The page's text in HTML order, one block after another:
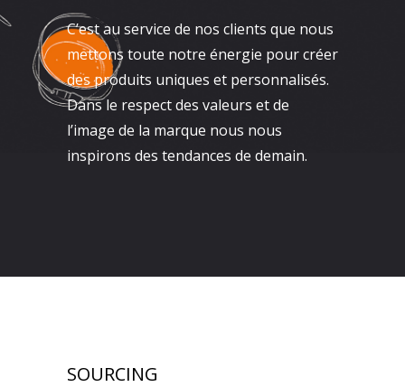
C’est au service de nos clients que nous
mettons toute notre énergie pour créer
des produits uniques et personnalisés.
Dans le respect des valeurs et de
l’image de la marque nous nous
inspirons des tendances de demain.
SOURCING